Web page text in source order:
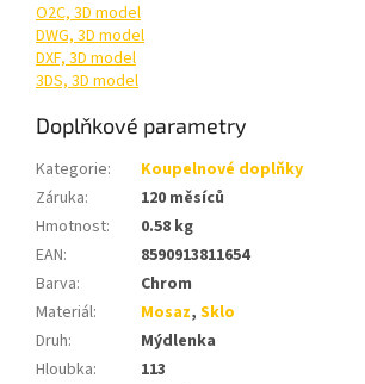
O2C, 3D model
DWG, 3D model
DXF, 3D model
3DS, 3D model
Doplňkové parametry
Kategorie:
Koupelnové doplňky
Záruka:
120 měsíců
Hmotnost:
0.58 kg
EAN:
8590913811654
Barva:
Chrom
Materiál: Mosaz, Sklo
Druh:
Mýdlenka
Hloubka:
113